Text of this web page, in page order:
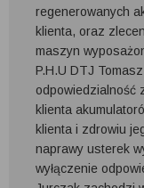
regenerowanych
klienta, oraz
maszyn
P.H.U DTJ
odpowiedzialność
klienta
klienta i zdrowiu
naprawy usterek
wyłączenie